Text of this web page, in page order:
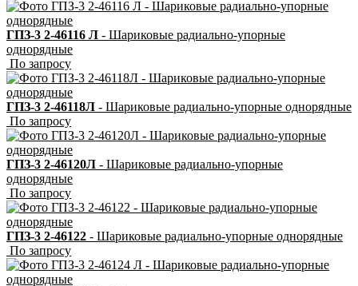
ГПЗ-3 2-46116 Л - Шариковые радиально-упорные
однорядные
По запросу
ГПЗ-3 2-46118Л - Шариковые радиально-упорные однорядные
По запросу
ГПЗ-3 2-46120Л - Шариковые радиально-упорные
однорядные
По запросу
ГПЗ-3 2-46122 - Шариковые радиально-упорные однорядные
По запросу